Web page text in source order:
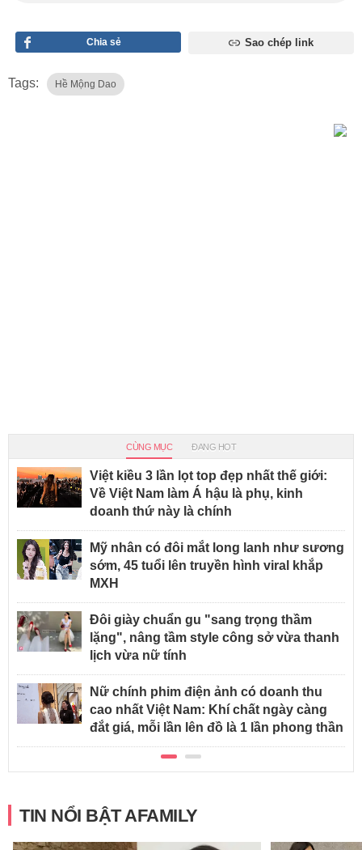
Chia sẻ Sao chép link
Tags: Hề Mộng Dao
CÙNG MỤC ĐANG HOT
Việt kiều 3 lần lọt top đẹp nhất thế giới:
Về Việt Nam làm Á hậu là phụ, kinh
doanh thứ này là chính
Mỹ nhân có đôi mắt long lanh như sương
sớm, 45 tuổi lên truyền hình viral khắp
MXH
Đôi giày chuẩn gu "sang trọng thầm
lặng", nâng tầm style công sở vừa thanh
lịch vừa nữ tính
Nữ chính phim điện ảnh có doanh thu
cao nhất Việt Nam: Khí chất ngày càng
đắt giá, mỗi lần lên đồ là 1 lần phong thần
TIN NỔI BẬT AFAMILY